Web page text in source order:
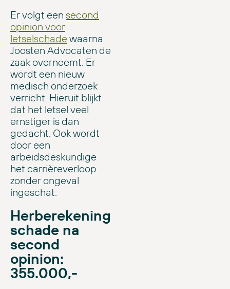
Er volgt een second
opinion voor
letselschade waarna
Joosten Advocaten de
zaak overneemt. Er
wordt een nieuw
medisch onderzoek
verricht. Hieruit blijkt
dat het letsel veel
ernstiger is dan
gedacht. Ook wordt
door een
arbeidsdeskundige
het carrièreverloop
zonder ongeval
ingeschat.
Herberekening
schade na
second
opinion:
355.000,-